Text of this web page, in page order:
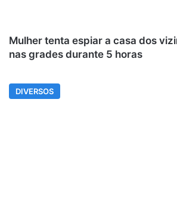
Mulher tenta espiar a casa dos
nas grades durante 5 horas
DIVERSOS